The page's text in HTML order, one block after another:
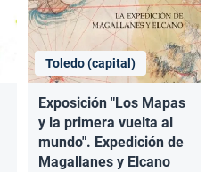
Toledo (capital)
Exposición "Los Mapas
y la primera vuelta al
mundo". Expedición de
Magallanes y Elcano